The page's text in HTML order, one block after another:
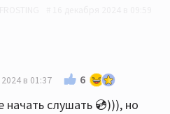
- всё правильно написал..
в 01:37 6
слушать 💿))), но